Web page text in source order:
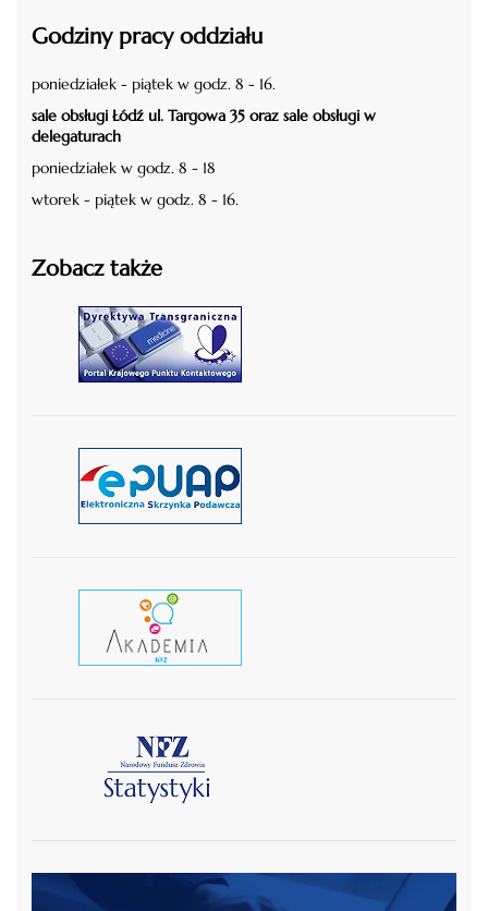
Godziny pracy oddziału
poniedziałek - piątek w godz. 8 - 16.
sale obsługi Łódź ul. Targowa 35 oraz sale obsługi w
delegaturach
poniedziałek w godz. 8 - 18
wtorek - piątek w godz. 8 - 16.
Zobacz także
czytaj więcej
czytaj więcej
czytaj więcej